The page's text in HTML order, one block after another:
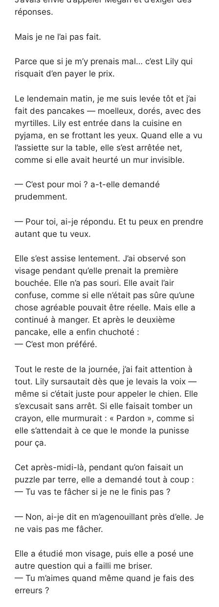
réponses.
Mais je ne l’ai pas fait.
Parce que si je m’y prenais mal… c’est Lily qui
risquait d’en payer le prix.
Le lendemain matin, je me suis levée tôt et j’ai
fait des pancakes — moelleux, dorés, avec des
myrtilles. Lily est entrée dans la cuisine en
pyjama, en se frottant les yeux. Quand elle a vu
l’assiette sur la table, elle s’est arrêtée net,
comme si elle avait heurté un mur invisible.
— C’est pour moi ? a-t-elle demandé
prudemment.
— Pour toi, ai-je répondu. Et tu peux en prendre
autant que tu veux.
Elle s’est assise lentement. J’ai observé son
visage pendant qu’elle prenait la première
bouchée. Elle n’a pas souri. Elle avait l’air
confuse, comme si elle n’était pas sûre qu’une
chose agréable pouvait être réelle. Mais elle a
continué à manger. Et après le deuxième
pancake, elle a enfin chuchoté :
— C’est mon préféré.
Tout le reste de la journée, j’ai fait attention à
tout. Lily sursautait dès que je levais la voix —
même si c’était juste pour appeler le chien. Elle
s’excusait sans arrêt. Si elle faisait tomber un
crayon, elle murmurait : « Pardon », comme si
elle s’attendait à ce que le monde la punisse
pour ça.
Cet après-midi-là, pendant qu’on faisait un
puzzle par terre, elle a demandé tout à coup :
— Tu vas te fâcher si je ne le finis pas ?
— Non, ai-je dit en m’agenouillant près d’elle. Je
ne vais pas me fâcher.
Elle a étudié mon visage, puis elle a posé une
autre question qui a failli me briser.
— Tu m’aimes quand même quand je fais des
erreurs ?